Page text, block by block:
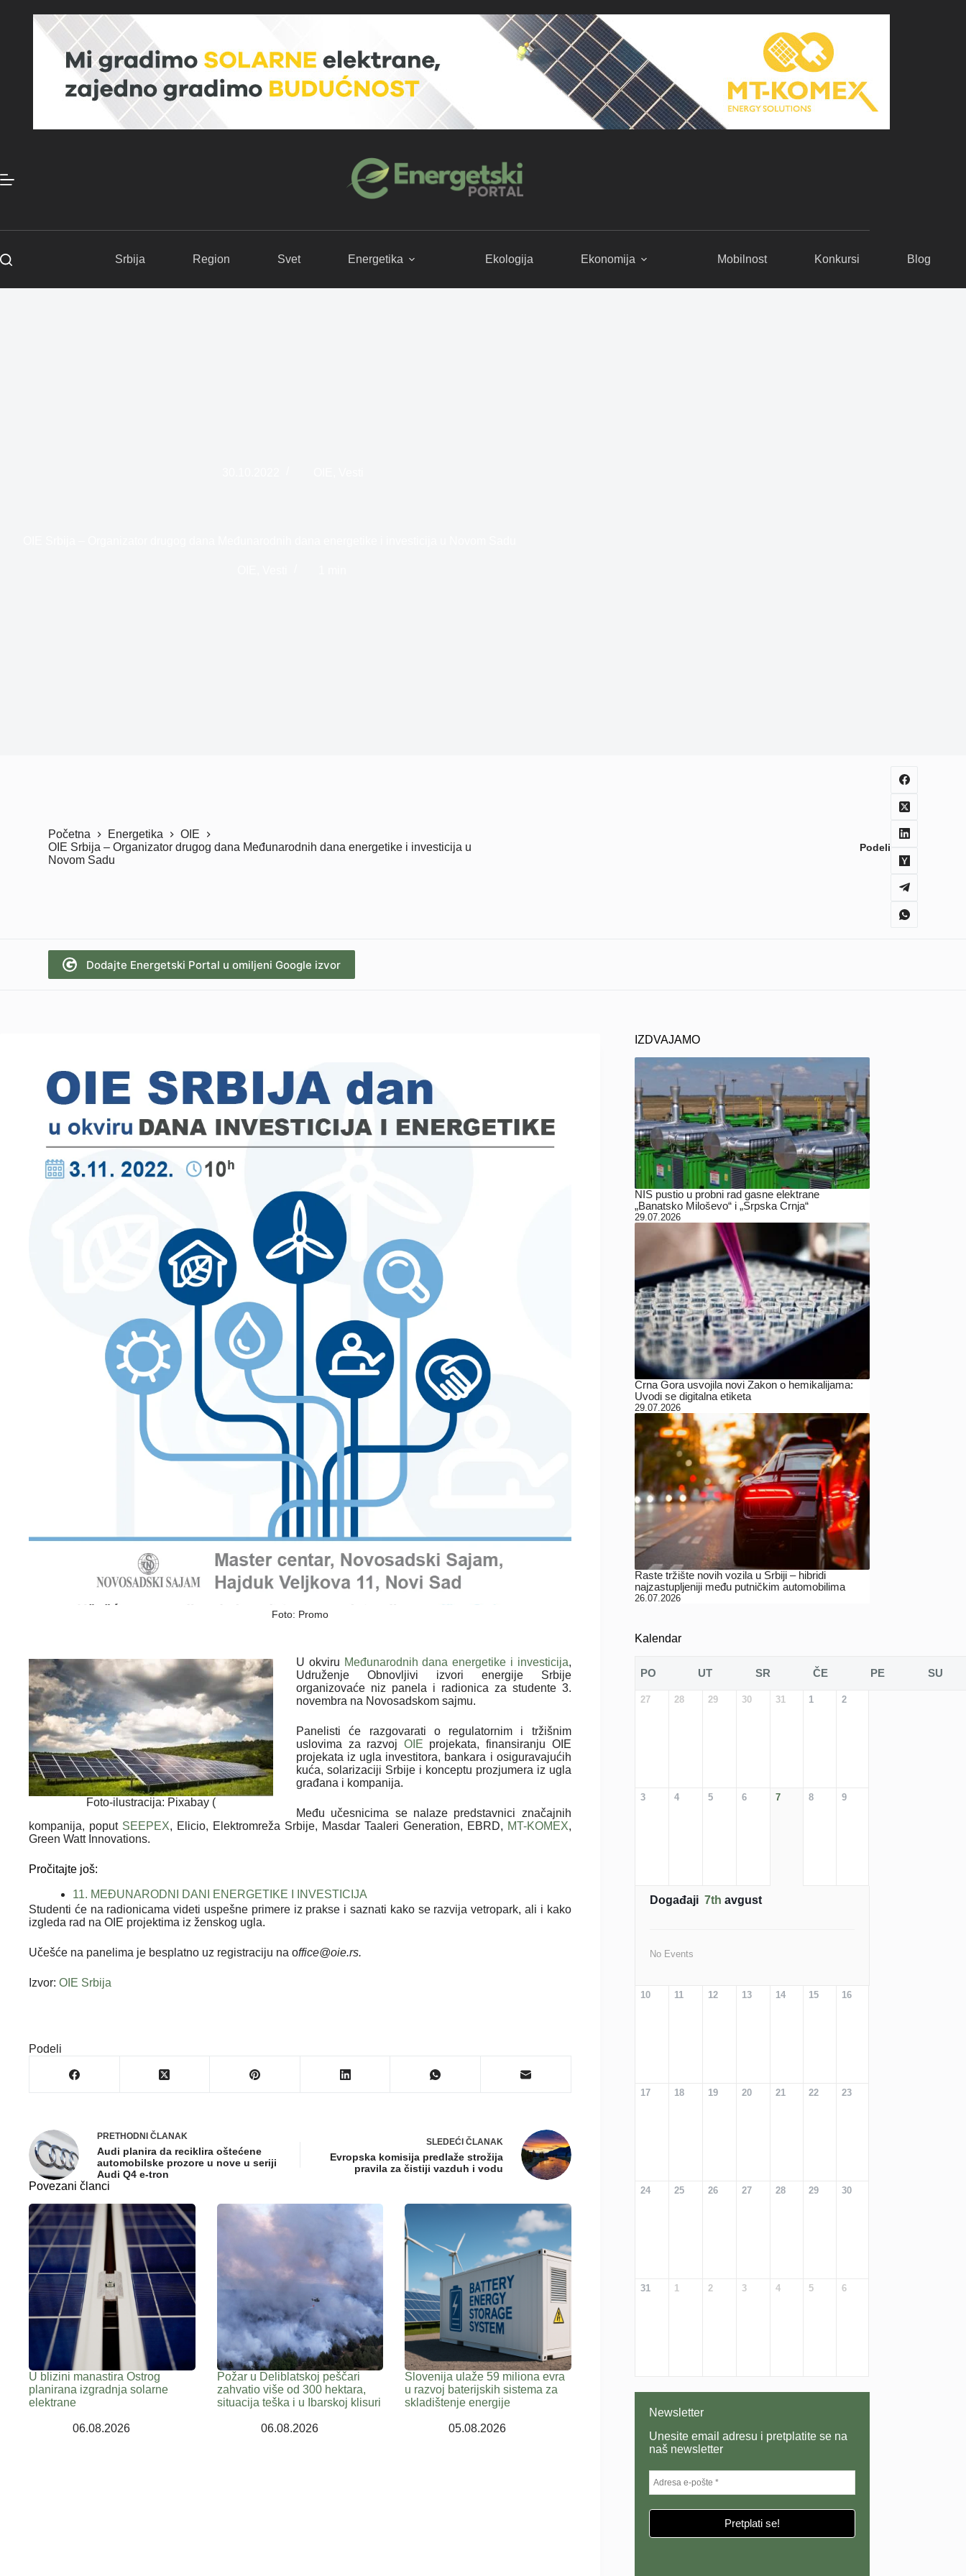
Srbija Region Svet Energetika Ekologija Ekonomija Mobilnost Konkursi Blog
Početna Energetika
OIE
OIE Srbija – Organizator drugog dana Međunarodnih dana energetike i investicija u
Novom Sadu
Podeli
Dodajte Energetski Portal u omiljeni Google izvor
Foto: Promo
Foto-ilustracija: Pixabay (
U okviru Međunarodnih dana energetike i investicija,
Udruženje Obnovljivi izvori energije Srbije
organizovaće niz panela i radionica za studente 3.
novembra na Novosadskom sajmu.
Panelisti će razgovarati o regulatornim i tržišnim
uslovima za razvoj OIE projekata, finansiranju OIE
projekata iz ugla investitora, bankara i osiguravajućih
kuća, solarizaciji Srbije i konceptu prozjumera iz ugla
građana i kompanija.
Među učesnicima se nalaze predstavnici značajnih
kompanija, poput SEEPEX, Elicio, Elektromreža Srbije, Masdar Taaleri Generation, EBRD, MT-KOMEX,
Green Watt Innovations.
Pročitajte još:
11. MEĐUNARODNI DANI ENERGETIKE I INVESTICIJA
Studenti će na radionicama videti uspešne primere iz prakse i saznati kako se razvija vetropark, ali i kako
izgleda rad na OIE projektima iz ženskog ugla.
Učešće na panelima je besplatno uz registraciju na office@oie.rs.
Izvor: OIE Srbija
Podeli
PRETHODNI ČLANAK
Audi planira da reciklira oštećene
automobilske prozore u nove u seriji
Audi Q4 e-tron
SLEDEĆI ČLANAK
Evropska komisija predlaže strožija
pravila za čistiji vazduh i vodu
Povezani članci
U blizini manastira Ostrog
planirana izgradnja solarne
elektrane
06.08.2026
Požar u Deliblatskoj peščari
zahvatio više od 300 hektara,
situacija teška i u Ibarskoj klisuri
06.08.2026
Slovenija ulaže 59 miliona evra
u razvoj baterijskih sistema za
skladištenje energije
05.08.2026
IZDVAJAMO
NIS pustio u probni rad gasne elektrane
„Banatsko Miloševo“ i „Srpska Crnja“
29.07.2026
Crna Gora usvojila novi Zakon o hemikalijama:
Uvodi se digitalna etiketa
29.07.2026
Raste tržište novih vozila u Srbiji – hibridi
najzastupljeniji među putničkim automobilima
26.07.2026
Kalendar
PO UT SR ČE PE SU
27 28 29 30 31 1 2
3 4 5 6 7 8 9
Događaji 7th avgust
No Events
10 11 12 13 14 15 16
17 18 19 20 21 22 23
24 25 26 27 28 29 30
31 1 2 3 4 5 6
Newsletter
Unesite email adresu i pretplatite se na
naš newsletter